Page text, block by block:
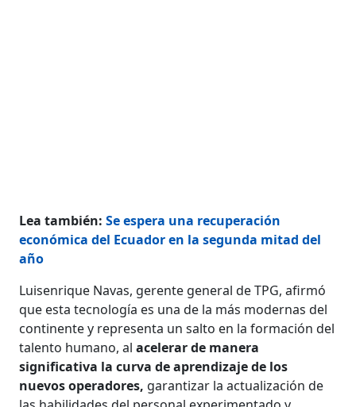
Lea también:Se espera una recuperación
económica del Ecuador en la segunda mitad del
año
Luisenrique Navas, gerente general de TPG, afirmó
que esta tecnología es una de la más modernas del
continente y representa un salto en la formación del
talento humano, al acelerar de manera
significativa la curva de aprendizaje de los
nuevos operadores, garantizar la actualización de